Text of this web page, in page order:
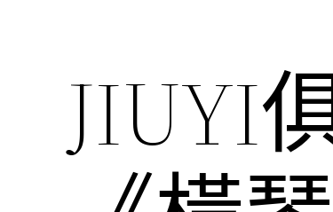
JIUYI